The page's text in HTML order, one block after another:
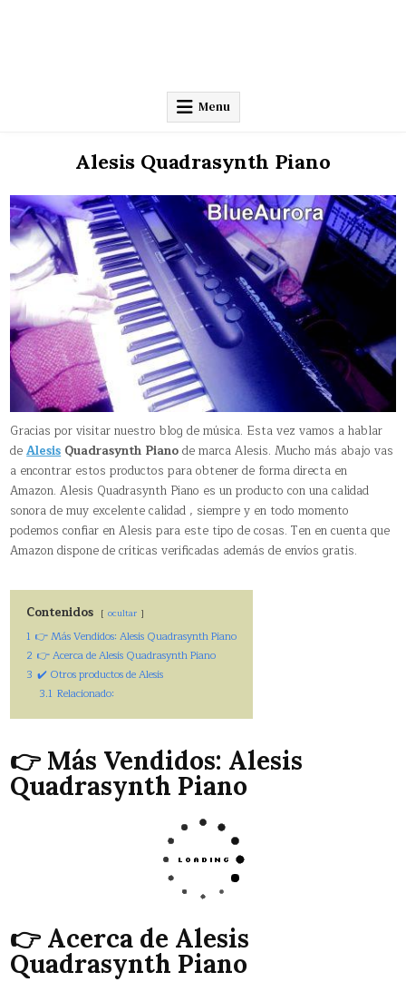
Menu
Alesis Quadrasynth Piano
Gracias por visitar nuestro blog de música. Esta vez vamos a hablar
deAlesisQuadrasynth Pianode marca Alesis. Mucho más abajo vas
a encontrar estos productos para obtener de forma directa en
Amazon. Alesis Quadrasynth Piano es un producto con una calidad
sonora de muy excelente calidad , siempre y en todo momento
podemos confiar en Alesis para este tipo de cosas. Ten en cuenta que
Amazon dispone de críticas verificadas además de envíos gratis.
Contenidos ocultar
1 👉 Más Vendidos: Alesis Quadrasynth Piano
2 👉 Acerca de Alesis Quadrasynth Piano
3 ✔️ Otros productos de Alesis
3.1 Relacionado:
👉 Más Vendidos: Alesis
Quadrasynth Piano
👉 Acerca de Alesis
Quadrasynth Piano